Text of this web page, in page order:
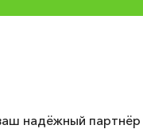
надёжный